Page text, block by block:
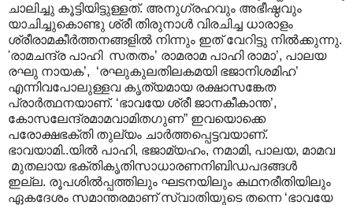
ചാലിച്ചു കൂട്ടിയിട്ടുള്ളത്. അനുഗ്രഹവും അഭീഷ്ഠവും
യാചിച്ചുകൊണ്ടു ശ്രീ തിരുനാൾ വിരചിച്ച ധാരാളം
ശ്രീരാമകീർത്തനങ്ങളിൽ നിന്നും ഇത് വേറിട്ടു നിൽക്കുന്നു.
'രാമചന്ദ്ര പാഹി സതതം’ രാമരാമ പാഹി രാമാ’, പാലയ
രഘു നായക’, ‘രഘുകുലതിലകമയി ഭജാനിശമിഹ’
എന്നിവപോലുള്ളവ കൃത്യമായ രക്ഷാസങ്കേത
പ്രാർത്ഥനയാണ്. ‘ഭാവയേ ശ്രീ ജാനകീകാന്ത’,
കോസലേന്ദ്രമാമവാമിതഗുണ” ഇവയൊക്കെ
പരോക്ഷഭക്തി തുല്യം ചാർത്തപ്പെട്ടവയാണ്.
ഭാവയാമി..യിൽ പാഹി, ഭജാമ്യഹം, നമാമി, പാലയ, മാമവ
മുതലായ ഭക്തികൃതിസാധാരണനിബിഡപദങ്ങൾ
ഇല്ല. രൂപശിൽ‌പ്പത്തിലും ഘടനയിലും കഥനരീതിയിലും
ഏകദേശം സമാന്തരമാണ് സ്വാതിയുടെ തന്നെ ‘ഭാവയേ